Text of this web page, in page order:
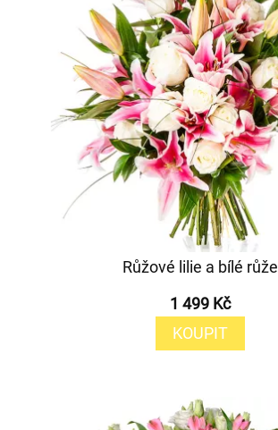
Růžové lilie a bílé růže
1 499 Kč
KOUPIT